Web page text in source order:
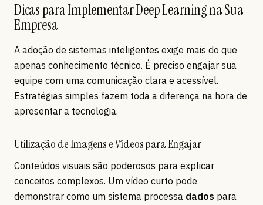
Dicas para Implementar Deep Learning na Sua
Empresa
A adoção de sistemas inteligentes exige mais do que
apenas conhecimento técnico. É preciso engajar sua
equipe com uma comunicação clara e acessível.
Estratégias simples fazem toda a diferença na hora de
apresentar a tecnologia.
Utilização de Imagens e Vídeos para Engajar
Conteúdos visuais são poderosos para explicar
conceitos complexos. Um vídeo curto pode
demonstrar como um sistema processa dados para